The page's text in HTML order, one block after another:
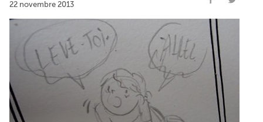
22 novembre 2013